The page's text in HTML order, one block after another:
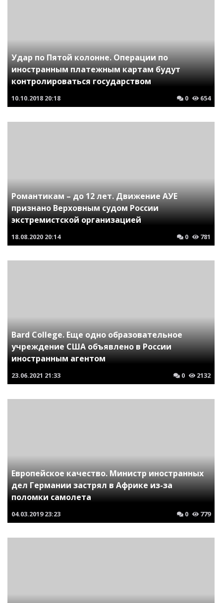
Удар по Пятой колонне. Операции по
иностранным платежным картам будут
контролироваться государством
10.10.2018 20:18 0 654
Романтикам – до 12 лет. Движение АУЕ
признано Верховным судом России
экстремистской организацией
18.08.2020 20:14 0 781
Bard College. Еще одно образовательное
учреждение США объявлено в России
иностранным агентом
23.06.2021 21:33 0 2132
Европейское качество. Министр иностранных
дел Германии застрял в Африке из-за
поломки самолета
04.03.2019 23:23 0 779